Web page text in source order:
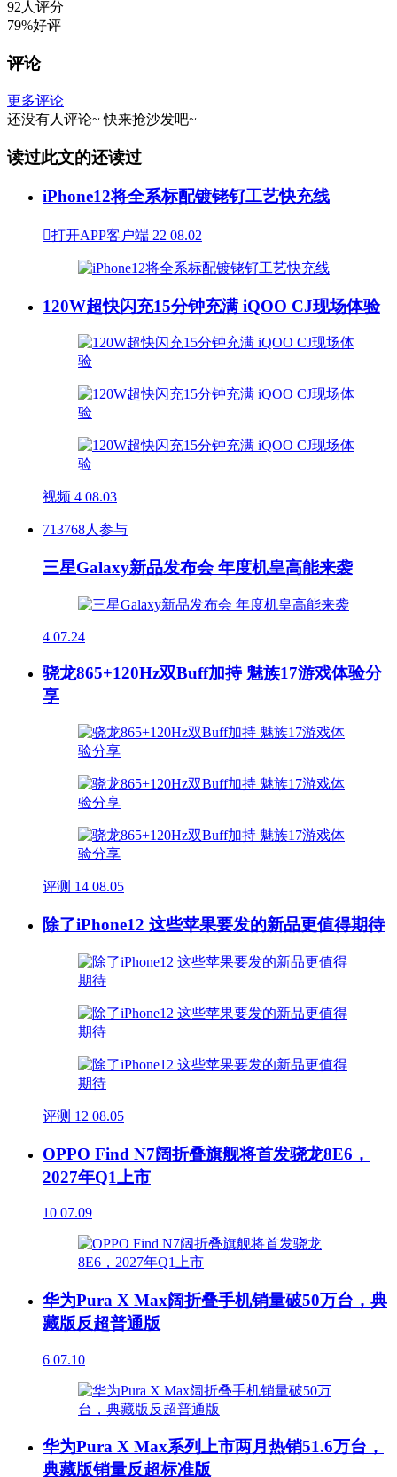
92人评分
79%好评
评论
更多评论
还没有人评论~ 快来抢沙发吧~
读过此文的还读过
iPhone12将全系标配镀铑钌工艺快充线
打开APP客户端 22 08.02
120W超快闪充15分钟充满 iQOO CJ现场体验
视频 4 08.03
713768人参与
三星Galaxy新品发布会 年度机皇高能来袭
4 07.24
骁龙865+120Hz双Buff加持 魅族17游戏体验分
享
评测 14 08.05
除了iPhone12 这些苹果要发的新品更值得期待
评测 12 08.05
OPPO Find N7阔折叠旗舰将首发骁龙8E6，
2027年Q1上市
10 07.09
华为Pura X Max阔折叠手机销量破50万台，典
藏版反超普通版
6 07.10
华为Pura X Max系列上市两月热销51.6万台，
典藏版销量反超标准版